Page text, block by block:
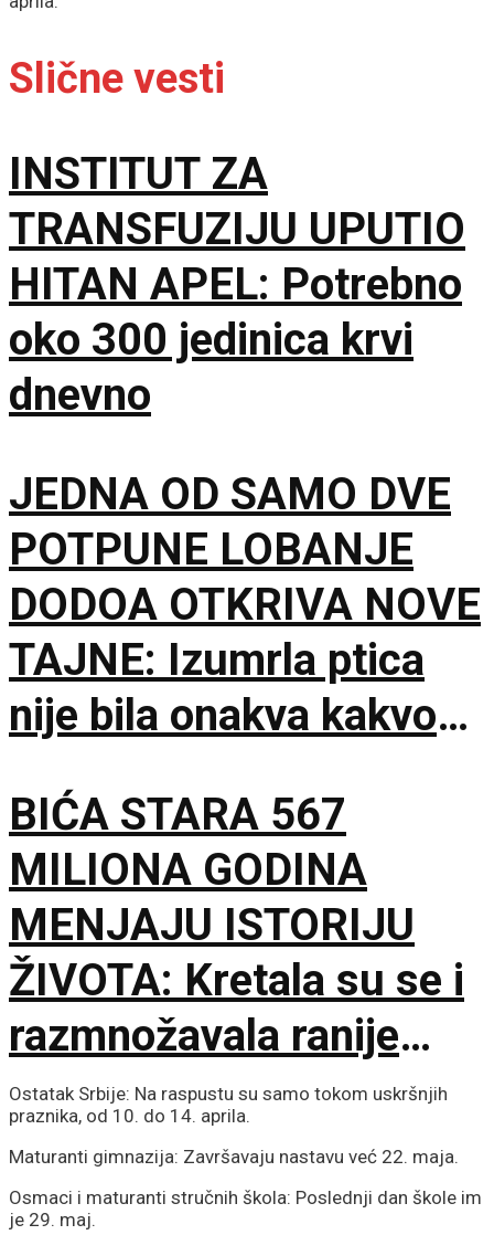
Slične vesti
INSTITUT ZA
TRANSFUZIJU UPUTIO
HITAN APEL: Potrebno
oko 300 jedinica krvi
dnevno
JEDNA OD SAMO DVE
POTPUNE LOBANJE
DODOA OTKRIVA NOVE
TAJNE: Izumrla ptica
nije bila onakva kakvom
BIĆA STARA 567
MILIONA GODINA
MENJAJU ISTORIJU
ŽIVOTA: Kretala su se i
razmnožavala ranije
nego što se mislilo
Ostatak Srbije: Na raspustu su samo tokom uskršnjih
praznika, od 10. do 14. aprila.
Maturanti gimnazija: Završavaju nastavu već 22. maja.
Osmaci i maturanti stručnih škola: Poslednji dan škole im
je 29. maj.